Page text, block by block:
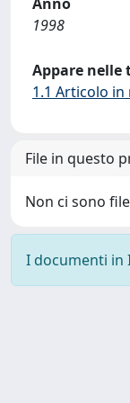
1998
Appare nelle
1.1 Articolo in
File in questo
Non ci sono
I documenti in